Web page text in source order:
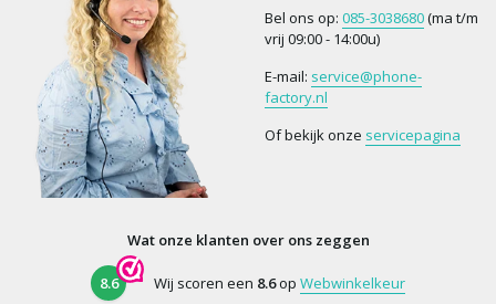
Bel ons op: 085-3038680(ma t/m
vrij 09:00 - 14:00u)
E-mail: service@phone-
factory.nl
Of bekijk onze servicepagina
Wat onze klanten over ons zeggen
8.6 Wij scoren een 8.6op Webwinkelkeur